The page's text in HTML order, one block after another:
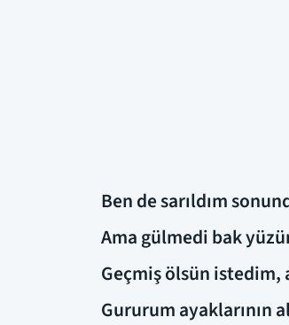
Ben de sarıldım
Ama gülmedi bak
Geçmiş ölsün istedim,
Gururum ayaklarının